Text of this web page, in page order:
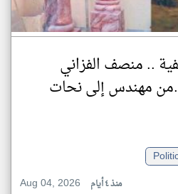
.. منصف الفزاني
مهندس إلى نحات
Aug 04, 2026
منذ ٤ أيام